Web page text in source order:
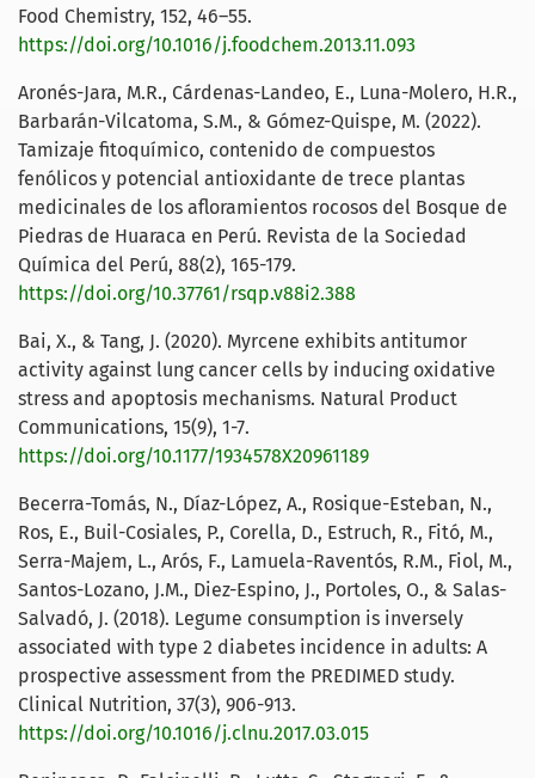
Food Chemistry, 152, 46–55.
https://doi.org/10.1016/j.foodchem.2013.11.093
Aronés-Jara, M.R., Cárdenas-Landeo, E., Luna-Molero, H.R.,
Barbarán-Vilcatoma, S.M., & Gómez-Quispe, M. (2022).
Tamizaje fitoquímico, contenido de compuestos
fenólicos y potencial antioxidante de trece plantas
medicinales de los afloramientos rocosos del Bosque de
Piedras de Huaraca en Perú. Revista de la Sociedad
Química del Perú, 88(2), 165-179.
https://doi.org/10.37761/rsqp.v88i2.388
Bai, X., & Tang, J. (2020). Myrcene exhibits antitumor
activity against lung cancer cells by inducing oxidative
stress and apoptosis mechanisms. Natural Product
Communications, 15(9), 1-7.
https://doi.org/10.1177/1934578X20961189
Becerra-Tomás, N., Díaz-López, A., Rosique-Esteban, N.,
Ros, E., Buil-Cosiales, P., Corella, D., Estruch, R., Fitó, M.,
Serra-Majem, L., Arós, F., Lamuela-Raventós, R.M., Fiol, M.,
Santos-Lozano, J.M., Diez-Espino, J., Portoles, O., & Salas-
Salvadó, J. (2018). Legume consumption is inversely
associated with type 2 diabetes incidence in adults: A
prospective assessment from the PREDIMED study.
Clinical Nutrition, 37(3), 906-913.
https://doi.org/10.1016/j.clnu.2017.03.015